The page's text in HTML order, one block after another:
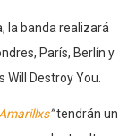
la banda realizará
París, Berlín y
Destroy You.
”tendrán un